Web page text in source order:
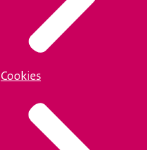
Cookies